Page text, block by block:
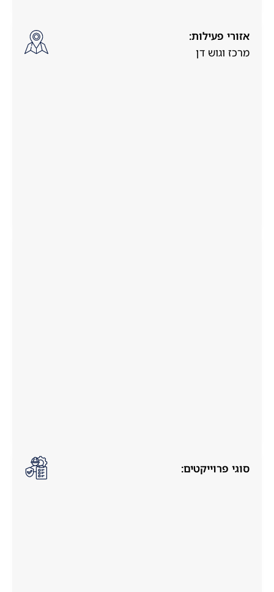
אזורי פעילות:
מרכז וגוש דן
סוגי פרוייקטים: